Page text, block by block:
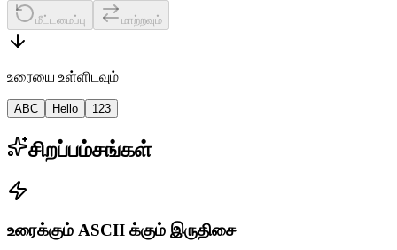
மீட்டமைப்பு மாற்றவும்
உரையை உள்ளிடவும்
ABC Hello 123
சிறப்பம்சங்கள்
உரைக்கும் ASCII க்கும் இருதிசை